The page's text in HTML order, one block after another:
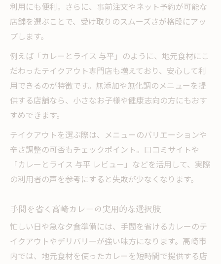
利用にも便利。さらに、事前注文やネット予約が可能な
店舗を選ぶことで、受け取りのスムーズさが格段にアッ
プします。
例えば「カレーとライス 与平」のように、地元食材にこ
だわったテイクアウト専門店も増えており、安心して利
用できるのが特徴です。無添加や無化調のメニューを提
供する店舗なら、小さなお子様や健康志向の方にもおす
すめできます。
テイクアウトを選ぶ際は、メニューのバリエーションや
辛さ調整の可否もチェックポイント。口コミサイトや
「カレーとライス 与平 レビュー」などを活用して、実際
の利用者の声を参考にすると失敗が少なくなります。
手間を省く高崎カレーの実用的な選択肢
忙しい日や急な夕食準備には、手間を省けるカレーのテ
イクアウトやデリバリーが強い味方になります。高崎市
内では、地元食材を使ったカレーを短時間で提供する店